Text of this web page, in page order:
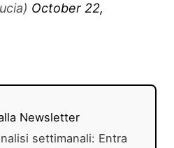
October 22,
Newsletter
settimanali: Entra